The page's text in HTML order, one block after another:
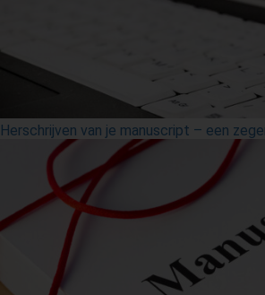
Herschrijven van je manuscript – een